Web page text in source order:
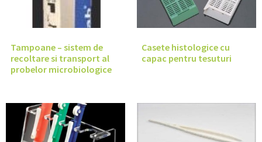
Tampoane – sistem de
recoltare si transport al
probelor microbiologice
Casete histologice cu
capac pentru tesuturi